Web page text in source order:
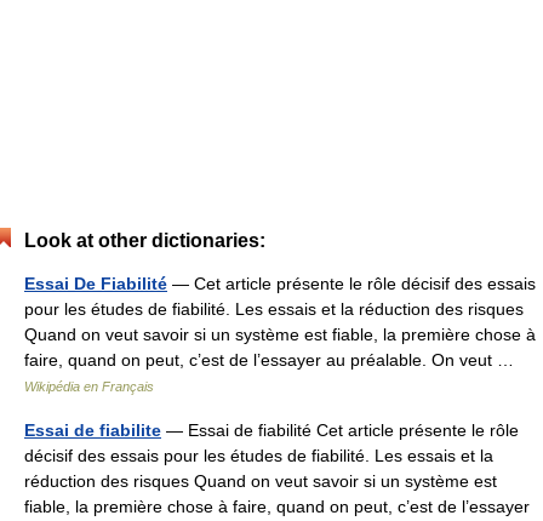
Look at other dictionaries:
Essai De Fiabilité — Cet article présente le rôle décisif des essais
pour les études de fiabilité. Les essais et la réduction des risques
Quand on veut savoir si un système est fiable, la première chose à
faire, quand on peut, c’est de l’essayer au préalable. On veut …
Wikipédia en Français
Essai de fiabilite — Essai de fiabilité Cet article présente le rôle
décisif des essais pour les études de fiabilité. Les essais et la
réduction des risques Quand on veut savoir si un système est
fiable, la première chose à faire, quand on peut, c’est de l’essayer